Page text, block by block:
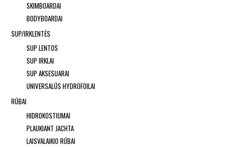
SKIMBOARDAI
BODYBOARDAI
SUP/IRKLENTĖS
SUP LENTOS
SUP IRKLAI
SUP AKSESUARAI
UNIVERSALŪS HYDROFOILAI
RŪBAI
HIDROKOSTIUMAI
PLAUKIANT JACHTA
LAISVALAIKIO RŪBAI